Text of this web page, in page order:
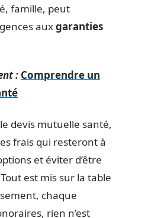
famille, peut
auxgaranties
: Comprendre un
devis mutuelle santé,
frais qui resteront à
et éviter d’être
est mis sur la table
chaque
rien n’est